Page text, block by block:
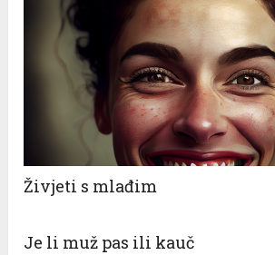
Živjeti s mlađim
Je li muž pas ili kauč